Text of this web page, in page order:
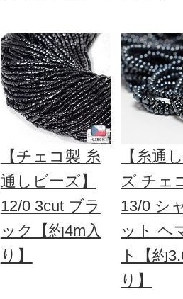
【チェコ製 糸
通しビーズ】
12/0 3cut ブラ
ック【約4m入
り】
【糸通
ズ チェ
13/0 シ
ット ヘ
ト【約
り】